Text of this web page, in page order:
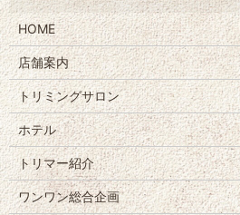
HOME
店舗案内
トリミングサロン
ホテル
トリマー紹介
ワンワン総合企画